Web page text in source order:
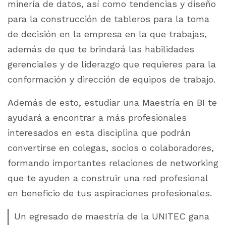
minería de datos, así como tendencias y diseño
para la construcción de tableros para la toma
de decisión en la empresa en la que trabajas,
además de que te brindará las habilidades
gerenciales y de liderazgo que requieres para la
conformación y dirección de equipos de trabajo.
Además de esto, estudiar una Maestría en BI te
ayudará a encontrar a más profesionales
interesados en esta disciplina que podrán
convertirse en colegas, socios o colaboradores,
formando importantes relaciones de networking
que te ayuden a construir una red profesional
en beneficio de tus aspiraciones profesionales.
Un egresado de maestría de la UNITEC gana